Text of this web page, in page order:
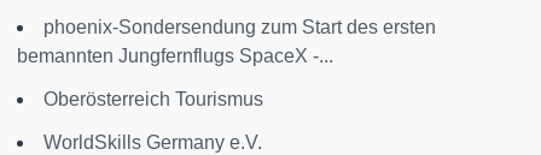
phoenix-Sondersendung zum Start des ersten
bemannten Jungfernflugs SpaceX -...
Oberösterreich Tourismus
WorldSkills Germany e.V.